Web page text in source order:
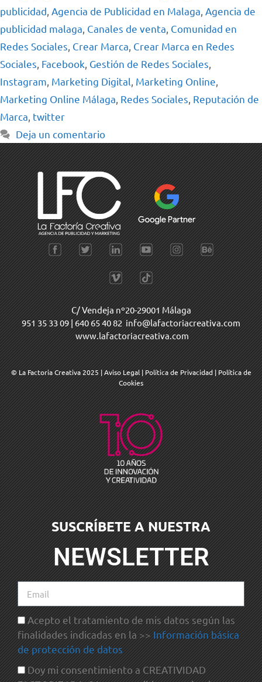
publicidad Agencia de Publicidad en Malaga Agencia de
publicidad malaga Canales de venta Comunidad en
Redes Sociales Crear Marca Crear Marca en Redes
Sociales Facebook Gestión de Redes Sociales
Instagram Marketing Digital Marketing Online
Marketing Online Málaga Redes Sociales Reputación de
Marca twitter
Deja un comentario
C/ Vendeja nº20-29001 Málaga
951 35 33 09 | 640 65 40 82 info@lafactoriacreativa.com
www.lafactoriacreativa.com
© La Factoria Creativa 2025 |Aviso Legal | Política de Privacidad | Política de
Cookies
SUSCRÍBETE A NUESTRA
NEWSLETTER
Acepto el tratamiento de mis datos según las
finalidades indicadas en la >> Información básica
de protección de datos
Doy mi consentimiento a CREATIVIDAD